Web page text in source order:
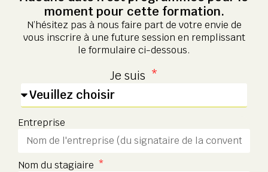
moment pour cette formation.
N’hésitez pas à nous faire part de votre envie de
vous inscrire à une future session en remplissant
le formulaire ci-dessous.
Je suis
Entreprise
Nom du stagiaire